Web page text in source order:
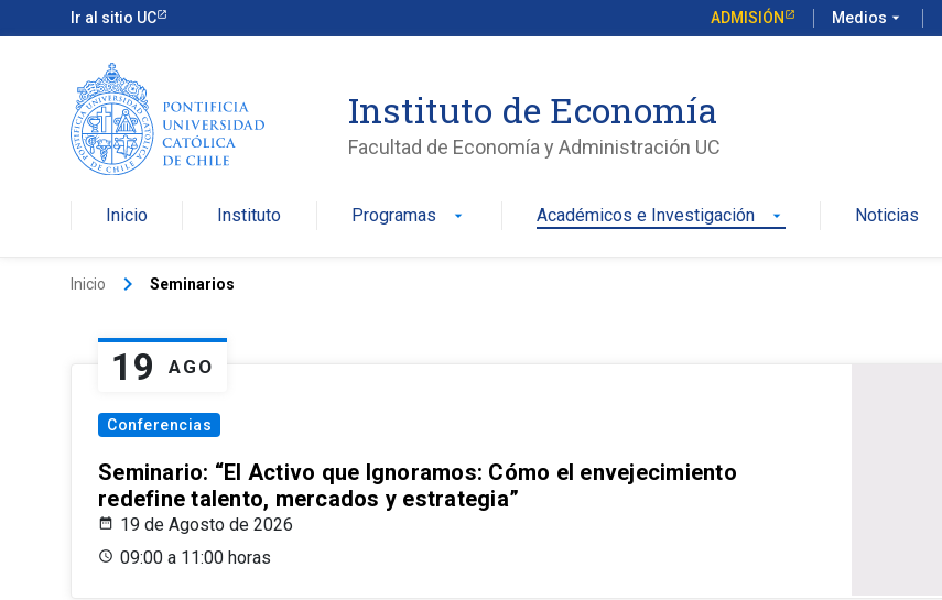
Ir al sitio UC ADMISIÓN Medios arrow_drop_down
Instituto de Economía
Facultad de Economía y Administración UC
Inicio Instituto Programas arrow_drop_down Académicos e Investigación arrow_drop_down Noticias
Inicio keyboard_arrow_right Seminarios
19 AGO
Conferencias
Seminario: “El Activo que Ignoramos: Cómo el envejecimiento
redefine talento, mercados y estrategia”
19 de Agosto de 2026
09:00 a 11:00 horas